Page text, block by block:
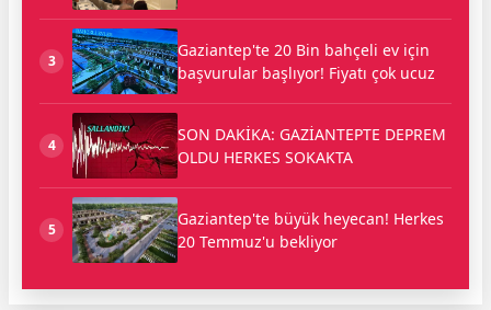
3
Gaziantep'te 20 Bin bahçeli ev için
başvurular başlıyor! Fiyatı çok ucuz
4
SON DAKİKA: GAZİANTEPTE DEPREM
OLDU HERKES SOKAKTA
5
Gaziantep'te büyük heyecan! Herkes
20 Temmuz'u bekliyor